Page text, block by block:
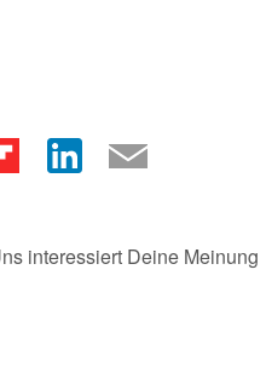
interessiert Deine Meinung